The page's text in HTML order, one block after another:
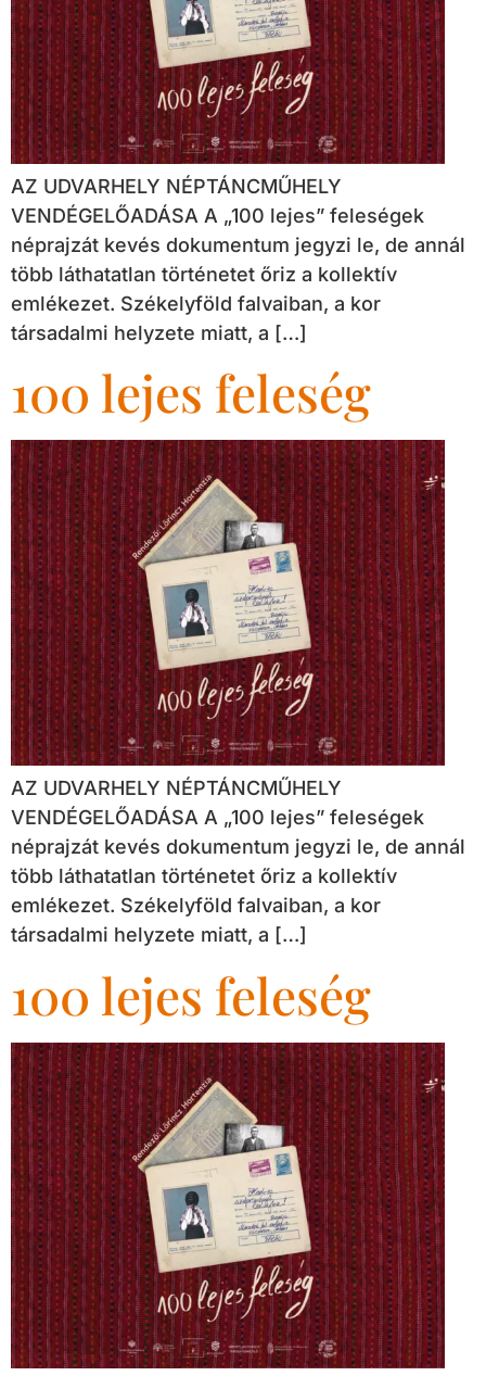
AZ UDVARHELY NÉPTÁNCMŰHELY
VENDÉGELŐADÁSA A „100 lejes” feleségek
néprajzát kevés dokumentum jegyzi le, de annál
több láthatatlan történetet őriz a kollektív
emlékezet. Székelyföld falvaiban, a kor
társadalmi helyzete miatt, a […]
100 lejes feleség
AZ UDVARHELY NÉPTÁNCMŰHELY
VENDÉGELŐADÁSA A „100 lejes” feleségek
néprajzát kevés dokumentum jegyzi le, de annál
több láthatatlan történetet őriz a kollektív
emlékezet. Székelyföld falvaiban, a kor
társadalmi helyzete miatt, a […]
100 lejes feleség